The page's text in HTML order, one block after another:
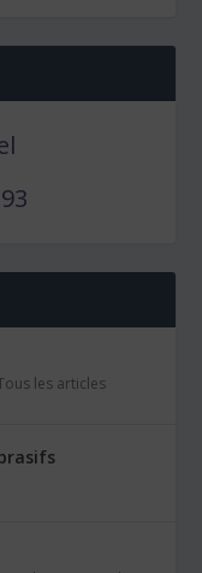
les articles